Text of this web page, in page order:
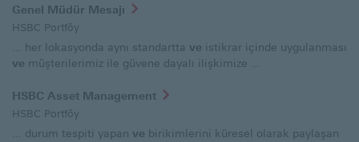
Genel Müdür Mesajı
HSBC Portföy
... her lokasyonda aynı standartta ve istikrar içinde uygulanması
ve müşterilerimiz ile güvene dayalı ilişkimize ...
HSBC Asset Management
HSBC Portföy
... durum tespiti yapan ve birikimlerini küresel olarak paylaşan